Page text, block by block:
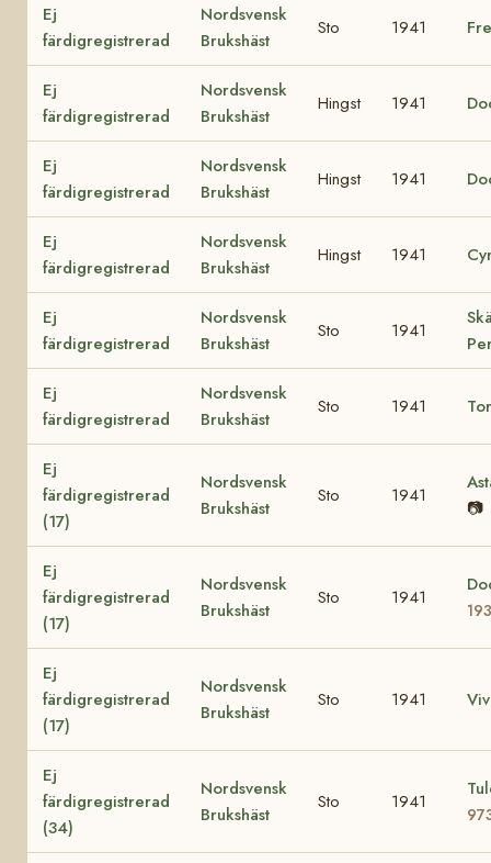
Ej
färdigregistrerad
Nordsvensk
Brukshäst
Sto 1941
Ej
färdigregistrerad
Nordsvensk
Brukshäst
Hingst 1941
Ej
färdigregistrerad
Nordsvensk
Brukshäst
Hingst 1941
Ej
färdigregistrerad
Nordsvensk
Brukshäst
Hingst 1941
Ej
färdigregistrerad
Nordsvensk
Brukshäst
Sto 1941
Ej
färdigregistrerad
Nordsvensk
Brukshäst
Sto 1941
Ej
färdigregistrerad
(17)
Nordsvensk
Brukshäst
Sto 1941
📷
Ej
färdigregistrerad
(17)
Nordsvensk
Brukshäst
Sto 1941
Ej
färdigregistrerad
(17)
Nordsvensk
Brukshäst
Sto 1941
Ej
färdigregistrerad
(34)
Nordsvensk
Brukshäst
Sto 1941